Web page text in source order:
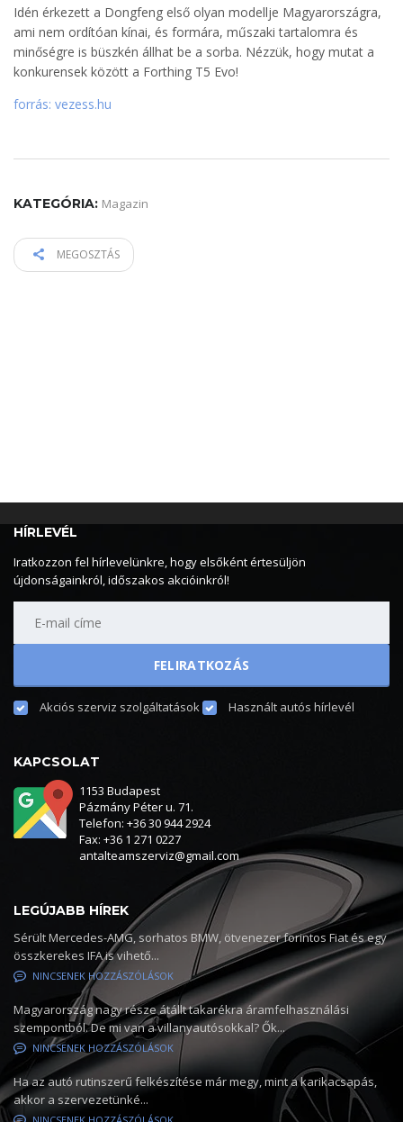
Idén érkezett a Dongfeng első olyan modellje Magyarországra,
ami nem ordítóan kínai, és formára, műszaki tartalomra és
minőségre is büszkén állhat be a sorba. Nézzük, hogy mutat a
konkurensek között a Forthing T5 Evo!
forrás: vezess.hu
KATEGÓRIA: Magazin
MEGOSZTÁS
HÍRLEVÉL
Iratkozzon fel hírlevelünkre, hogy elsőként értesüljön
újdonságainkról, időszakos akcióinkról!
Akciós szerviz szolgáltatások Használt autós hírlevél
KAPCSOLAT
1153 Budapest
Pázmány Péter u. 71.
Telefon: +36 30 944 2924
Fax: +36 1 271 0227
antalteamszerviz@gmail.com
LEGÚJABB HÍREK
Sérült Mercedes-AMG, sorhatos BMW, ötvenezer forintos Fiat és egy
összkerekes IFA is vihető...
NINCSENEK HOZZÁSZÓLÁSOK
Magyarország nagy része átállt takarékra áramfelhasználási
szempontból. De mi van a villanyautósokkal? Ők...
NINCSENEK HOZZÁSZÓLÁSOK
Ha az autó rutinszerű felkészítése már megy, mint a karikacsapás,
akkor a szervezetünké...